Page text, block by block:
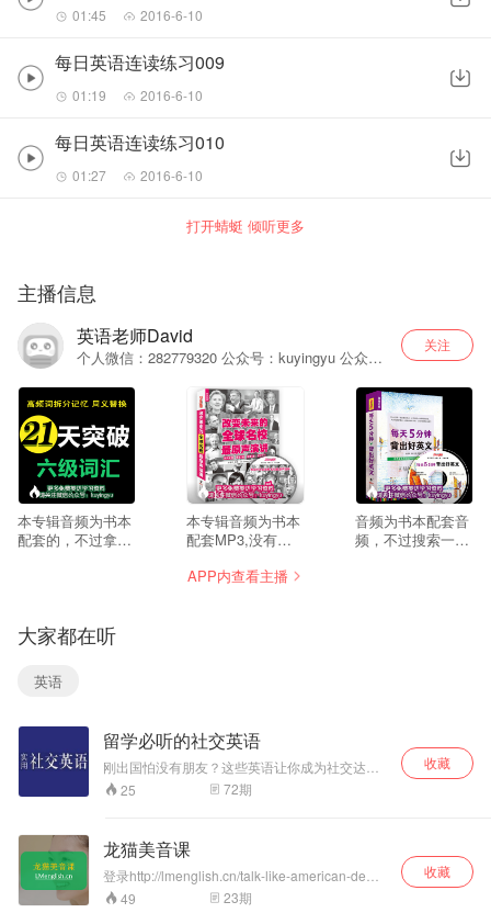
01:45 2016-6-10
每日英语连读练习009
01:19 2016-6-10
每日英语连读练习010
01:27 2016-6-10
打开蜻蜓 倾听更多
主播信息
英语老师David
个人微信：282779320 公众号：kuyingyu 公众号
关注
--
本专辑音频为书本
配套的，不过拿来
注微信公众号：
aixuewaiyu,,回
汇”即可获得下载链
13
本专辑音频为书本
配套MP3,没有文
网络搜索一下。如
71
音频为书本配套音
频，不过搜索一下
APP内查看主播
大家都在听
英语
留学必听的社交英语
刚出国怕没有朋友？这些英语让你成为社交达
人！25 72期
收藏
龙猫美音课
登录http://lmenglish.cn/talk-like-american-demo/
聆听，配合图文效果更佳！请小伙伴们先问自己
49 23期
收藏